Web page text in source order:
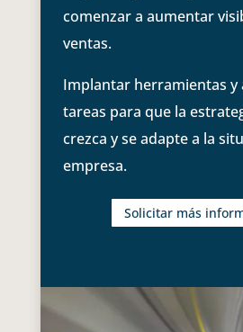
comenzar a aumentar
ventas.
Implantar herramientas
tareas para que la
crezca y se adapte a la
empresa.
Solicitar más